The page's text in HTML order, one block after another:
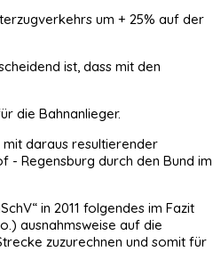
um + 25% auf der
ist, dass mit den
die Bahnanlieger.
daraus resultierender
- Regensburg durch den Bund im
in 2011 folgendes im Fazit
ausnahmsweise auf die
zuzurechnen und somit für